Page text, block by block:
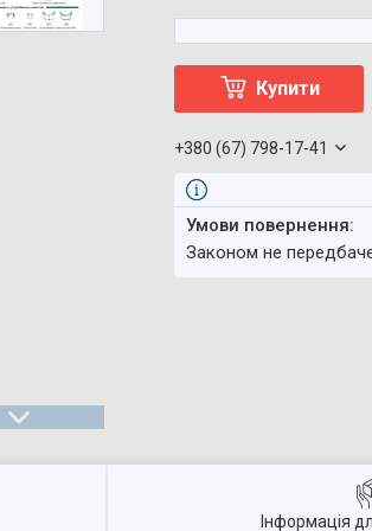
Купити
+380 (67) 798-17-41
Законом не
Інформація